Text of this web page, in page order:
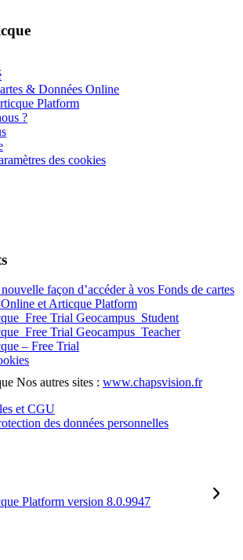
& Données Online
Platform
?
des cookies
façon d’accéder à vos Fonds de cartes
et Articque Platform
Trial Geocampus_Student
Trial Geocampus_Teacher
– Free Trial
Nos autres sites : www.chapsvision.fr
et CGU
des données personnelles
Platform version 8.0.9947